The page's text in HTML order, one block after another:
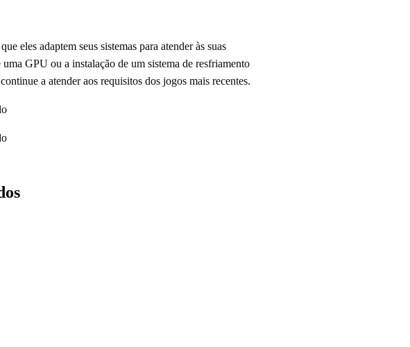
eles adaptem seus sistemas para atender às suas
GPU ou a instalação de um sistema de resfriamento
a atender aos requisitos dos jogos mais recentes.